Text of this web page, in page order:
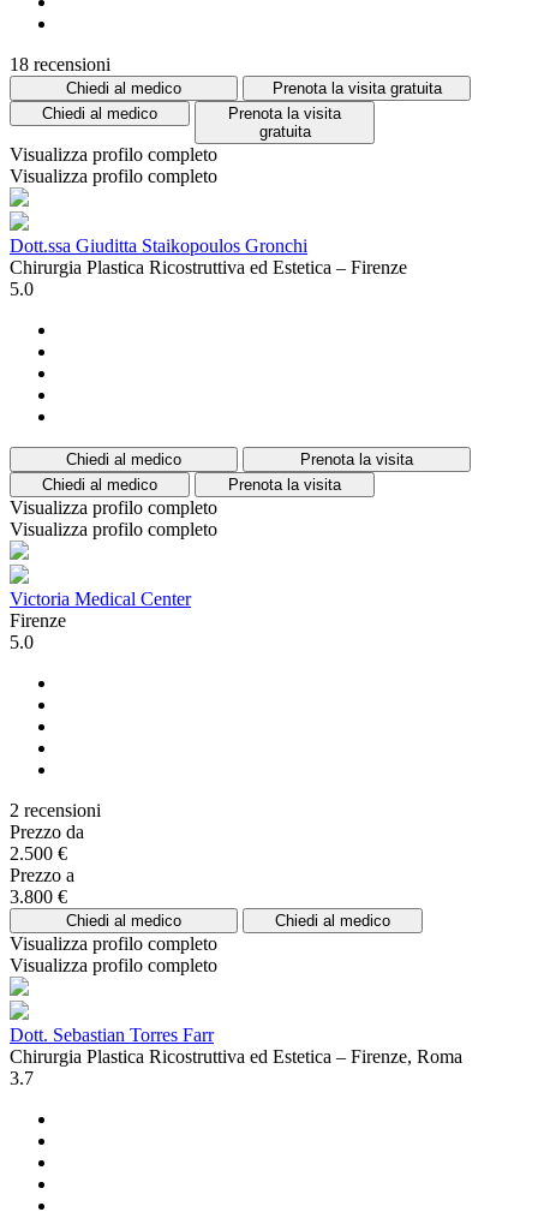
18 recensioni
Chiedi al medico
Prenota la visita gratuita
Chiedi al medico
Prenota la visita
gratuita
Visualizza profilo completo
Visualizza profilo completo
Dott.ssa Giuditta Staikopoulos Gronchi
Chirurgia Plastica Ricostruttiva ed Estetica – Firenze
5.0
Chiedi al medico
Prenota la visita
Chiedi al medico
Prenota la visita
Visualizza profilo completo
Visualizza profilo completo
Victoria Medical Center
Firenze
5.0
2 recensioni
Prezzo da
2.500 €
Prezzo a
3.800 €
Chiedi al medico Chiedi al medico
Visualizza profilo completo
Visualizza profilo completo
Dott. Sebastian Torres Farr
Chirurgia Plastica Ricostruttiva ed Estetica – Firenze, Roma
3.7